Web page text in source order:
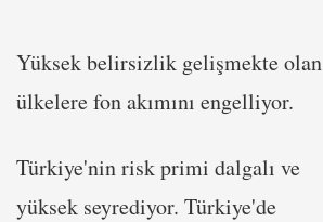
Yüksek belirsizlik gelişmekte olan
ülkelere fon akımını engelliyor.
Türkiye'nin risk primi dalgalı ve
yüksek seyrediyor. Türkiye'de